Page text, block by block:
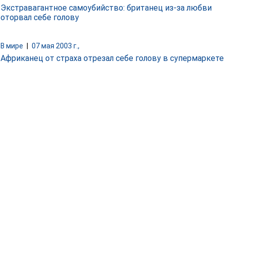
Экстравагантное самоубийство: британец из-за любви
оторвал себе голову
В мире 07 мая 2003 г.,
Африканец от страха отрезал себе голову в супермаркете